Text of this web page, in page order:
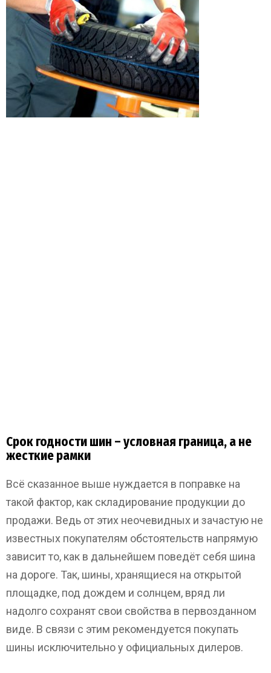
Срок годности шин – условная граница, а не
жесткие рамки
Всё сказанное выше нуждается в поправке на
такой фактор, как складирование продукции до
продажи. Ведь от этих неочевидных и зачастую не
известных покупателям обстоятельств напрямую
зависит то, как в дальнейшем поведёт себя шина
на дороге. Так, шины, хранящиеся на открытой
площадке, под дождем и солнцем, вряд ли
надолго сохранят свои свойства в первозданном
виде. В связи с этим рекомендуется покупать
шины исключительно у официальных дилеров.